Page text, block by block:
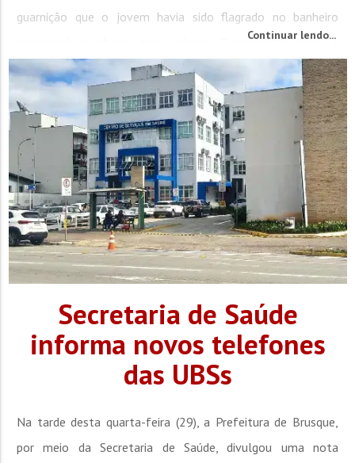
guarnição que o jovem havia sido flagrado no banheiro
mostrando o objeto para colegas. Questionado sobre o
facão, o aluno...
Continuar lendo...
Secretaria de Saúde
informa novos telefones
das UBSs
Na tarde desta quarta-feira (29), a Prefeitura de Brusque,
por meio da Secretaria de Saúde, divulgou uma nota